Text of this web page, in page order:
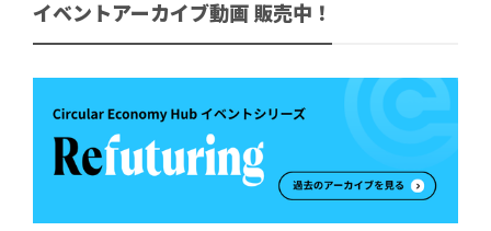
イベントアーカイブ動画 販売中！